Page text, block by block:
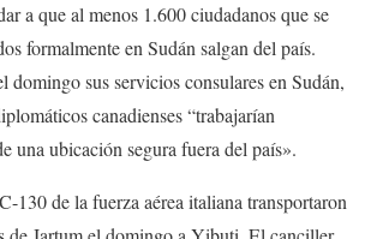
a que al menos 1.600 ciudadanos que se
formalmente en Sudán salgan del país.
domingo sus servicios consulares en Sudán,
canadienses “trabajarían
una ubicación segura fuera del país».
130 de la fuerza aérea italiana transportaron